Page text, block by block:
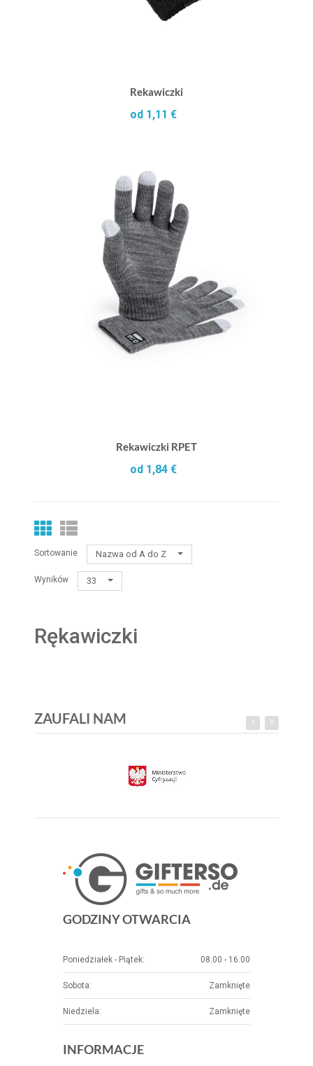
Rekawiczki
od 1,11 €
Rekawiczki RPET
od 1,84 €
Sortowanie Nazwa od A do Z
Wyników 33
Rękawiczki
ZAUFALI NAM
GODZINY OTWARCIA
Poniedziałek - Piątek: 08.00 - 16.00
Sobota: Zamknięte
Niedziela: Zamknięte
INFORMACJE